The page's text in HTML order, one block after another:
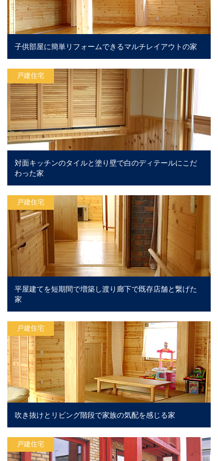
子供部屋に簡単リフォームできるマルチレイアウトの家
戸建住宅
対面キッチンのタイルと塗り壁で白のディテールにこだ
わった家
戸建住宅
平屋建てを短期間で増築し渡り廊下で既存店舗と繋げた
家
戸建住宅
吹き抜けとリビング階段で家族の気配を感じる家
戸建住宅